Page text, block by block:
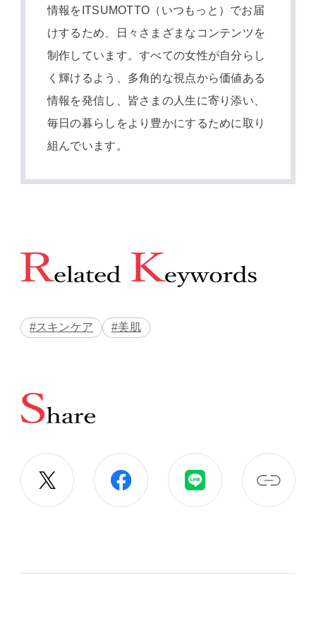
情報をITSUMOTTO（いつもっと）でお届
けするため、日々さまざまなコンテンツを
制作しています。すべての女性が自分らし
く輝けるよう、多角的な視点から価値ある
情報を発信し、皆さまの人生に寄り添い、
毎日の暮らしをより豊かにするために取り
組んでいます。
#スキンケア #美肌